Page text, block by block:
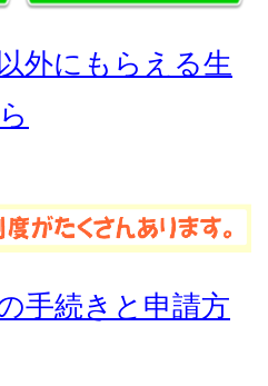
外にもらえる生
手続きと申請方